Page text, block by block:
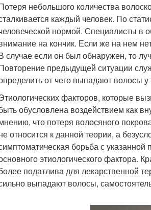
небольшого количества
каждый человек. По
нормой. Специалисты в
на кончик. Если же на нем
случае если он был обнаружен, то
предыдущей ситуации
от чего выпадают волосы
факторов, которые
обусловлена воздействием как
что потеря волосяного
относится к данной теории, а
борьба с указанной
этиологического фактора.
податлива для лекарственной
выпадают волосы,